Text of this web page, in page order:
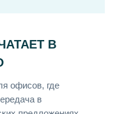
В
офисов, где
в